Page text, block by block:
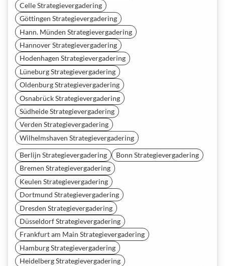
Celle Strategievergadering
Göttingen Strategievergadering
Hann. Münden Strategievergadering
Hannover Strategievergadering
Hodenhagen Strategievergadering
Lüneburg Strategievergadering
Oldenburg Strategievergadering
Osnabrück Strategievergadering
Südheide Strategievergadering
Verden Strategievergadering
Wilhelmshaven Strategievergadering
Berlijn Strategievergadering
Bonn Strategievergadering
Bremen Strategievergadering
Keulen Strategievergadering
Dortmund Strategievergadering
Dresden Strategievergadering
Düsseldorf Strategievergadering
Frankfurt am Main Strategievergadering
Hamburg Strategievergadering
Heidelberg Strategievergadering